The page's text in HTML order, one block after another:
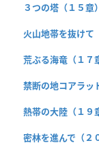
３つの塔（１５章）
火山地帯を抜けて
荒ぶる海竜（１７
禁断の地コアラッ
熱帯の大陸（１９
密林を進んで（２